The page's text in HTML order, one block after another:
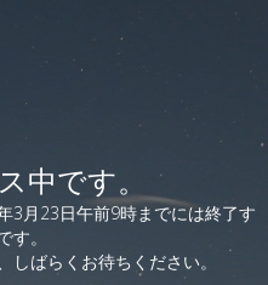
中です。
3月23日午前9時までには終了す
す。
ばらくお待ちください。